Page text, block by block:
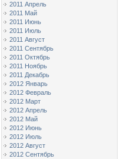
2011 Апрель
2011 Май
2011 Июнь
2011 Июль
2011 Август
2011 Сентябрь
2011 Октябрь
2011 Ноябрь
2011 Декабрь
2012 Январь
2012 Февраль
2012 Март
2012 Апрель
2012 Май
2012 Июнь
2012 Июль
2012 Август
2012 Сентябрь